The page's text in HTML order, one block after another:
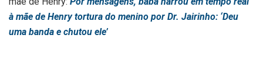
à mãe de Henry tortura do menino por Dr. Jairinho: ‘Deu
uma banda e chutou ele’